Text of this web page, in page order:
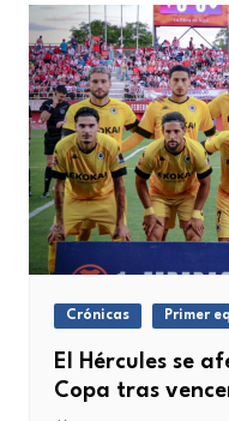
Crónicas Primer
El Hércules se
Copa tras